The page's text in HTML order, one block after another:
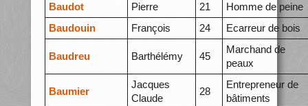
Baudot Pierre 21
Homme de peine
Baudouin
François 24 Ecarreur de bois
Baudreu Barthélémy 45
Marchand de
peaux
Baumier
Jacques
Claude
28
Entrepreneur de
bâtiments